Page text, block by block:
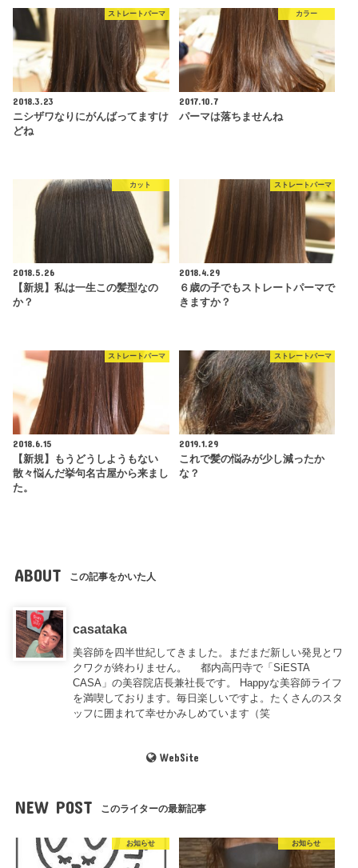
ストレートパーマ
2018.3.23
ニシザワなりにがんばってますけ
どね
カラー
2017.10.7
パーマは落ちませんね
カット
2018.5.26
【新規】私は一生この髪型なの
か？
ストレートパーマ
2018.4.29
６歳の子でもストレートパーマで
きますか？
ストレートパーマ
2018.6.15
【新規】もうどうしようもない
散々悩んだ挙句名古屋から来まし
た。
ストレートパーマ
2019.1.29
これで髪の悩みが少し減ったか
な？
ABOUT この記事をかいた人
casataka
美容師を四半世紀してきました。まだまだ新しい発見とワ
クワクが終わりません。 都内高円寺で「SiESTA
CASA」の美容院店長兼社長です。 Happyな美容師ライフ
を満喫しております。毎日楽しいですよ。たくさんのスタ
ッフに囲まれて幸せかみしめています（笑
WebSite
NEW POST このライターの最新記事
お知らせ お知らせ